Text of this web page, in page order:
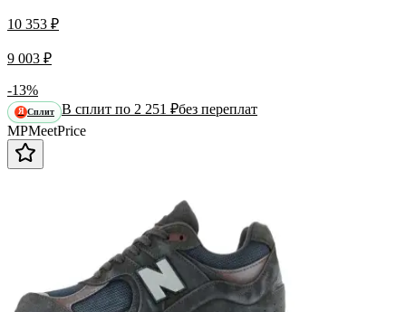
10 353 ₽
9 003 ₽
-13%
Я Сплит В сплит по 2 251 ₽без переплат
MPMeetPrice